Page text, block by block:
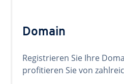
Domain
Registrieren Sie Ihre
profitieren Sie von